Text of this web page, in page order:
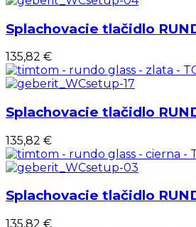
Splachovacie tlačidlo
135,82 €
Splachovacie tlačidlo
135,82 €
Splachovacie tlačidlo
135,82 €